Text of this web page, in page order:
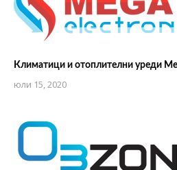
Климатици и отоплителни уреди
юли 15, 2020